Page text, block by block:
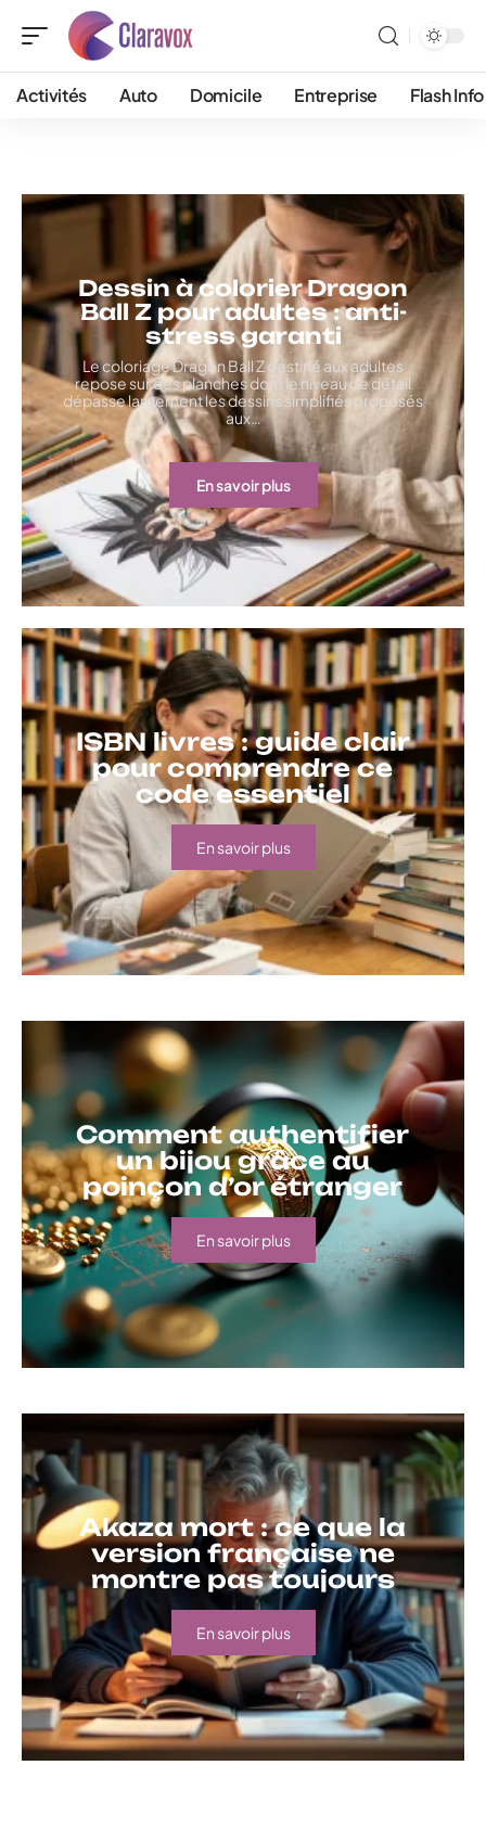
Activités Auto Domicile Entreprise Flash Info
Dessin à colorier Dragon
Ball Z pour adultes : anti-
stress garanti
Le coloriage Dragon Ball Z destiné aux adultes
repose sur des planches dont le niveau de détail
dépasse largement les dessins simplifiés proposés
aux…
En savoir plus
ISBN livres : guide clair
pour comprendre ce
code essentiel
En savoir plus
Comment authentifier
un bijou grâce au
poinçon d’or étranger
En savoir plus
Akaza mort : ce que la
version française ne
montre pas toujours
En savoir plus